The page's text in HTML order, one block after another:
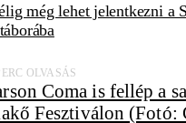
még lehet jelentkezni a
OLVASÁS